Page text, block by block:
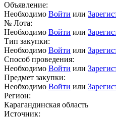
Объявление:
Необходимо Войти или
№ Лота:
Необходимо Войти или
Тип закупки:
Необходимо Войти или
Способ проведения:
Необходимо Войти или
Предмет закупки:
Необходимо Войти или
Регион:
Карагандинская область
Источник: